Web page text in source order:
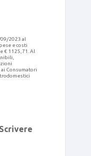
2023 al
e costi
€ 1125,71. Al
Consumatori
Scrivere